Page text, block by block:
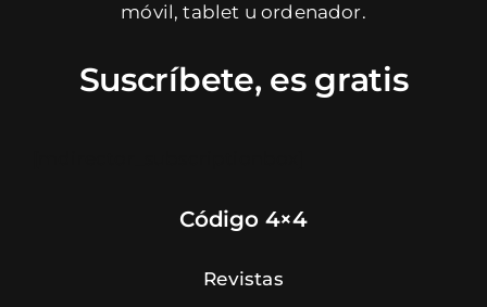
móvil, tablet u ordenador.
Suscríbete, es gratis
Código 4×4
Revistas